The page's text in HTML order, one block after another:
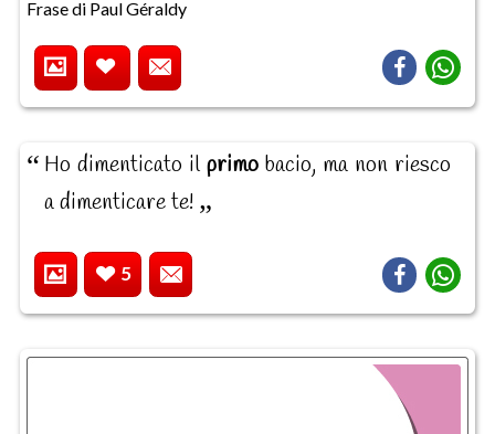
Frase di Paul Géraldy
Ho dimenticato il primobacio, ma non riesco
a dimenticare te!
5